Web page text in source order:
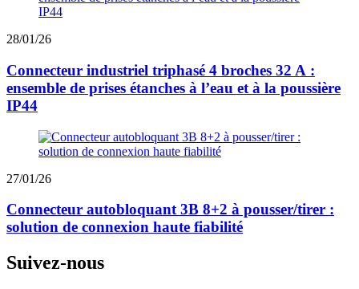
28/01/26
Connecteur industriel triphasé 4 broches 32 A :
ensemble de prises étanches à l’eau et à la poussière
IP44
27/01/26
Connecteur autobloquant 3B 8+2 à pousser/tirer :
solution de connexion haute fiabilité
Suivez-nous